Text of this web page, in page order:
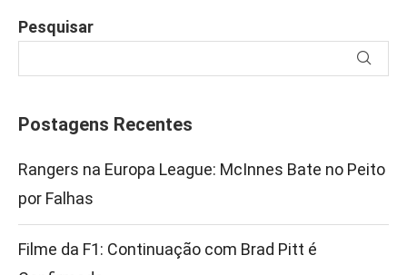
Pesquisar
Postagens Recentes
Rangers na Europa League: McInnes Bate no Peito
por Falhas
Filme da F1: Continuação com Brad Pitt é